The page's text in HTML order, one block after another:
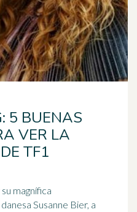
5 BUENAS
VER LA
TF1
Susanne Bier, a